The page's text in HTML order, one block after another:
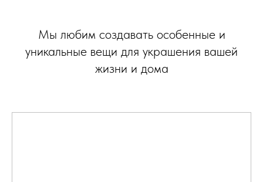
Мы любим создавать особенные и
уникальные вещи для украшения вашей
жизни и дома